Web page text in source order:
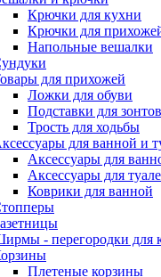
Крючки для кухни
Крючки для
Напольные вешалки
для прихожей
Ложки для обуви
Подставки для зонтов
Трость для ходьбы
для ванной и
Аксессуары для
Аксессуары для
Коврики для ванной
- перегородки для
Плетеные корзины